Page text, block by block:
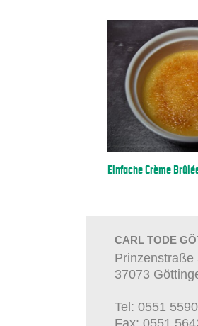
Vegetarisches Spinat-Risotto
CARL TODE
Prinzenstraße
37073
Tel: 0551
Fax: 0551